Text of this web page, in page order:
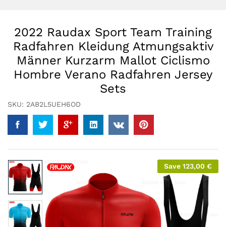
2022 Raudax Sport Team Training
Radfahren Kleidung Atmungsaktiv
Männer Kurzarm Mallot Ciclismo
Hombre Verano Radfahren Jersey
Sets
SKU: 2AB2L5UEH6OD
Save 123,00 €